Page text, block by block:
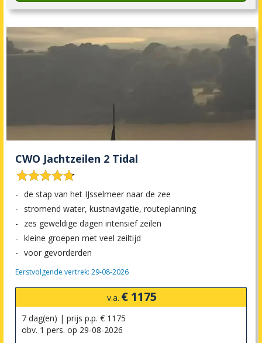
CWO Jachtzeilen 2 Tidal


de stap van het IJsselmeer naar de zee
stromend water, kustnavigatie, routeplanning
zes geweldige dagen intensief zeilen
kleine groepen met veel zeiltijd
voor gevorderden
Eerstvolgende vertrek: 29-08-2026
v.a. € 1175
7 dag(en) | prijs p.p. € 1175
obv. 1 pers. op 29-08-2026